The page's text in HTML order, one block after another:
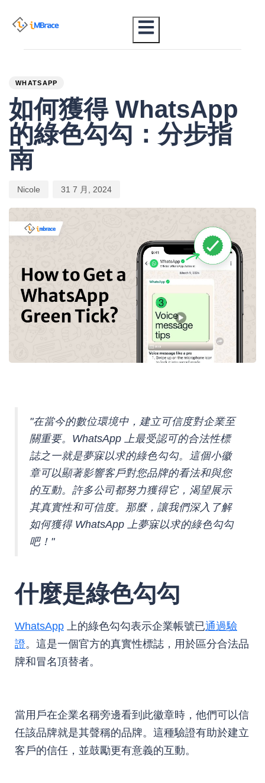
WHATSAPP
如何獲得 WhatsApp
的綠色勾勾：分步指
南
Nicole 31 7 月, 2024
"在當今的數位環境中，建立可信度對企業至
關重要。WhatsApp 上最受認可的合法性標
誌之一就是夢寐以求的綠色勾勾。這個小徽
章可以顯著影響客戶對您品牌的看法和與您
的互動。許多公司都努力獲得它，渴望展示
其真實性和可信度。那麼，讓我們深入了解
如何獲得 WhatsApp 上夢寐以求的綠色勾勾
吧！"
什麼是綠色勾勾
WhatsApp 上的綠色勾勾表示企業帳號已通過驗
證。這是一個官方的真實性標誌，用於區分合法品
牌和冒名頂替者。
當用戶在企業名稱旁邊看到此徽章時，他們可以信
任該品牌就是其聲稱的品牌。這種驗證有助於建立
客戶的信任，並鼓勵更有意義的互動。